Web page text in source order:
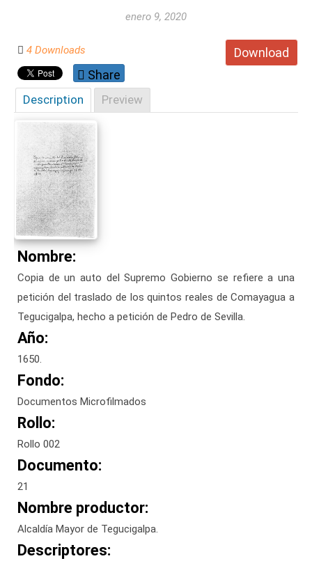
enero 9, 2020
Download
4 Downloads
Share
Description Preview
Nombre:
Copia de un auto del Supremo Gobierno se refiere a una
petición del traslado de los quintos reales de Comayagua a
Tegucigalpa, hecho a petición de Pedro de Sevilla.
Año:
1650.
Fondo:
Documentos Microfilmados
Rollo:
Rollo 002
Documento:
21
Nombre productor:
Alcaldía Mayor de Tegucigalpa.
Descriptores: